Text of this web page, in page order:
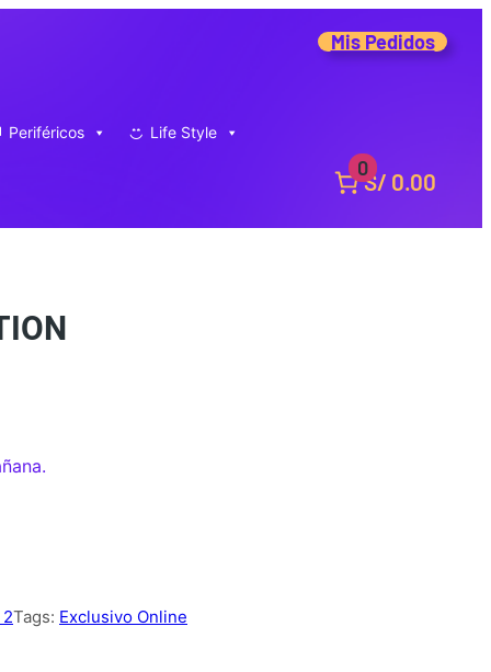
Periféricos Life Style
Mis Pedidos
0
S/ 0.00
Tags: Exclusivo Online